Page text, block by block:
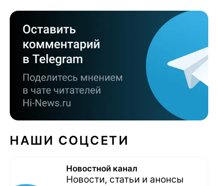
НАШИ СОЦСЕТИ
Новостной канал
Новости, статьи и анонсы